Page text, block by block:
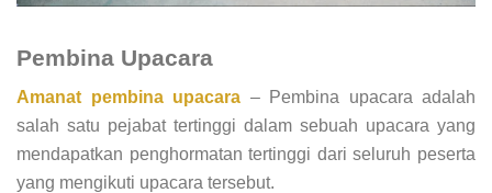
Pembina Upacara
Amanat pembina upacara – Pembina upacara adalah
salah satu pejabat tertinggi dalam sebuah upacara yang
mendapatkan penghormatan tertinggi dari seluruh peserta
yang mengikuti upacara tersebut.